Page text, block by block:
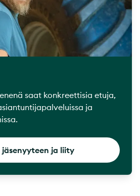
saat konkreettisia etuja,
ja
jäsenyyteen ja liity